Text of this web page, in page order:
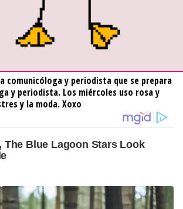
comunicóloga y periodista que se prepara
y periodista. Los miércoles uso rosa y
y la moda. Xoxo